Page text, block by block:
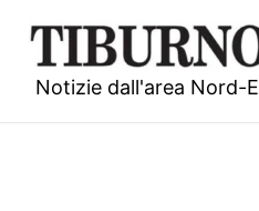
contenuto
Notizie dall'area Nord-